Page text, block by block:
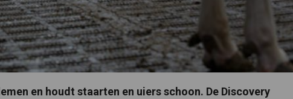
en houdt staarten en uiers schoon. De Discovery